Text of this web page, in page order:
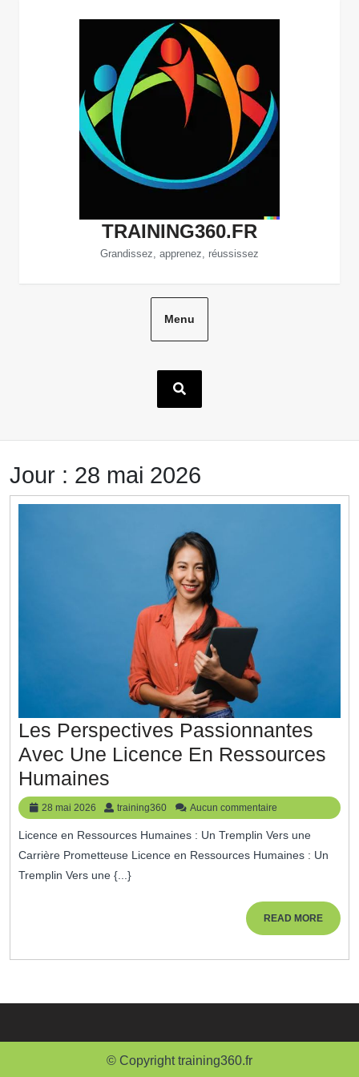
TRAINING360.FR
Grandissez, apprenez, réussissez
Menu
Jour : 28 mai 2026
Les Perspectives Passionnantes
Avec Une Licence En Ressources
Humaines
Perspectives
Passionnantes
Avec
Une
28 mai 2026
28
mai
2026
training360 training360
Aucun commentaire
Licence en Ressources Humaines : Un Tremplin Vers une
Carrière Prometteuse Licence en Ressources Humaines : Un
Tremplin Vers une {...}
READ MOREREAD
MORE
© Copyright training360.fr